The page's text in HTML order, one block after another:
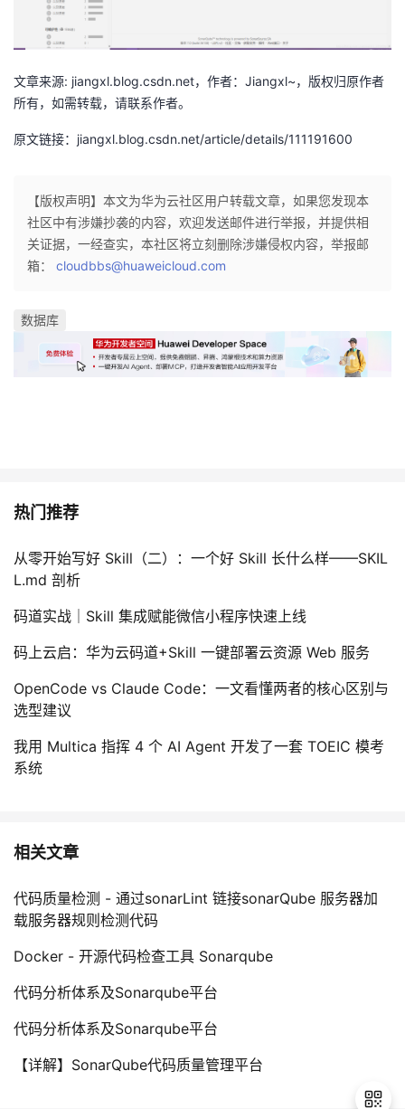
文章来源: jiangxl.blog.csdn.net，作者：Jiangxl~，版权归原作者
所有，如需转载，请联系作者。
原文链接：jiangxl.blog.csdn.net/article/details/111191600
【版权声明】本文为华为云社区用户转载文章，如果您发现本
社区中有涉嫌抄袭的内容，欢迎发送邮件进行举报，并提供相
关证据，一经查实，本社区将立刻删除涉嫌侵权内容，举报邮
箱： cloudbbs@huaweicloud.com
数据库
热门推荐
从零开始写好 Skill（二）：一个好 Skill 长什么样——SKIL
L.md 剖析
码道实战｜Skill 集成赋能微信小程序快速上线
码上云启：华为云码道+Skill 一键部署云资源 Web 服务
OpenCode vs Claude Code：一文看懂两者的核心区别与
选型建议
我用 Multica 指挥 4 个 AI Agent 开发了一套 TOEIC 模考
系统
相关文章
代码质量检测 - 通过sonarLint 链接sonarQube 服务器加
载服务器规则检测代码
Docker - 开源代码检查工具 Sonarqube
代码分析体系及Sonarqube平台
代码分析体系及Sonarqube平台
【详解】SonarQube代码质量管理平台